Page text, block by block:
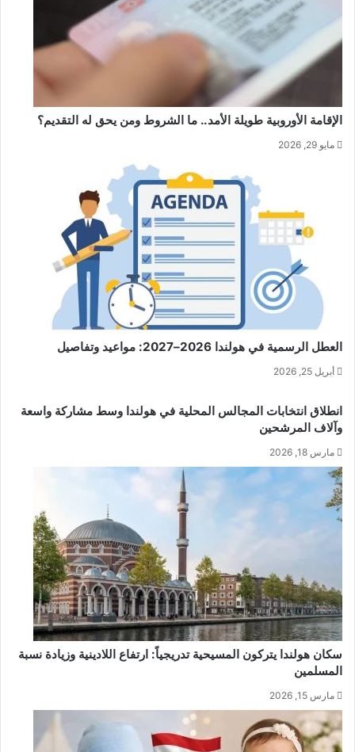
الإقامة الأوروبية طويلة الأمد.. ما الشروط ومن يحق له التقديم؟
مايو 29, 2026
العطل الرسمية في هولندا 2026–2027: مواعيد وتفاصيل
أبريل 25, 2026
انطلاق انتخابات المجالس المحلية في هولندا وسط مشاركة واسعة
وآلاف المرشحين
مارس 18, 2026
سكان هولندا يتركون المسيحية تدريجياً: ارتفاع اللادينية وزيادة نسبة
المسلمين
مارس 15, 2026